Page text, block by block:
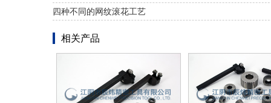
四种不同的网纹滚花工艺
相关产品